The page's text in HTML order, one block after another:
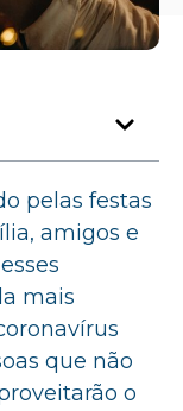
pelas festas
amigos e
mais
que não
o